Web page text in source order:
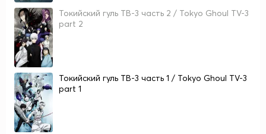
Токийский гуль ТВ-3 часть 2 / Tokyo Ghoul TV-3
part 2
Токийский гуль ТВ-3 часть 1 / Tokyo Ghoul TV-3
part 1